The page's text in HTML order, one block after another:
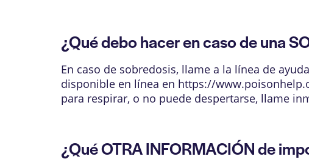
¿Qué debo hacer en caso de una
En caso de sobredosis, llame a la línea de
disponible en línea en https://
para respirar, o no puede despertarse, llame
¿Qué OTRA INFORMACIÓN de